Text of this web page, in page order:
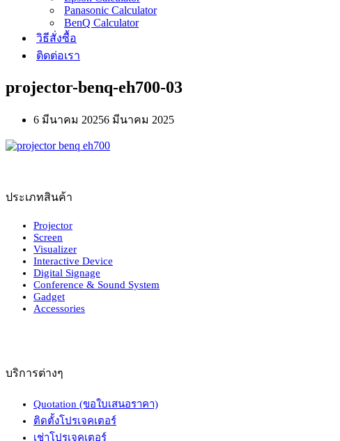
Panasonic Calculator
BenQ Calculator
วิธีสั่งซื้อ
ติดต่อเรา
projector-benq-eh700-03
6 มีนาคม 20256 มีนาคม 2025
ประเภทสินค้า
Projector
Screen
Visualizer
Interactive Device
Digital Signage
Conference & Sound System
Gadget
Accessories
บริการต่างๆ
Quotation (ขอใบเสนอราคา)
ติดตั้งโปรเจคเตอร์
เช่าโปรเจคเตอร์